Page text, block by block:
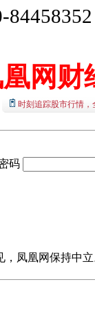
网财
时刻追踪股市行情
码
，凤凰网保持中